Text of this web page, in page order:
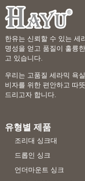
한유는 신뢰할 수 있는 세
명성을 얻고 품질이 훌륭
고 있습니다.
우리는 고품질 세라믹 욕
비자를 위한 편안하고 따
드리고자 합니다.
유형별 제품
조리대 싱크대
드롭인 싱크
언더마운트 싱크